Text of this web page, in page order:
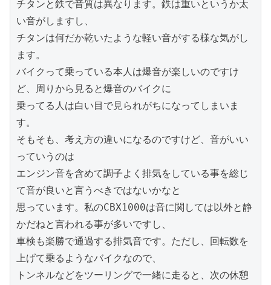
チタンと鉄で音質は異なります。鉄は重いというか太
い音がしますし、
チタンは何だか乾いたような軽い音がする様な気がし
ます。
バイクって乗っている本人は爆音が楽しいのですけ
ど、周りから見ると爆音のバイクに
乗ってる人は白い目で見られがちになってしまいま
す。
そもそも、考え方の違いになるのですけど、音がいい
っていうのは
エンジン音を含めて調子よく排気をしている事を総じ
て音が良いと言うべきではないかなと
思っています。私のCBX1000は音に関しては以外と静
かだねと言われる事が多いですし、
車検も楽勝で通過する排気音です。ただし、回転数を
上げて乗るようなバイクなので、
トンネルなどをツーリングで一緒に走ると、次の休憩